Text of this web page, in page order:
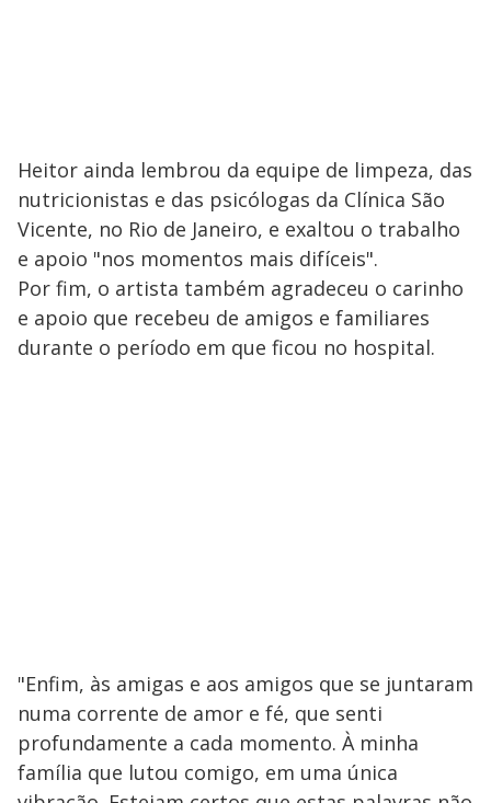
Heitor ainda lembrou da equipe de limpeza, das
nutricionistas e das psicólogas da Clínica São
Vicente, no Rio de Janeiro, e exaltou o trabalho
e apoio "nos momentos mais difíceis".
Por fim, o artista também agradeceu o carinho
e apoio que recebeu de amigos e familiares
durante o período em que ficou no hospital.
"Enfim, às amigas e aos amigos que se juntaram
numa corrente de amor e fé, que senti
profundamente a cada momento. À minha
família que lutou comigo, em uma única